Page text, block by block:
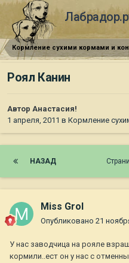
Кормление сухими кормами и
Роял Канин
Автор Анастасия!
1 апреля, 2011 в Кормление
НАЗАД
Miss Grol
Опубликовано 21
У нас заводчица на рояле
кормили..ест он у нас с